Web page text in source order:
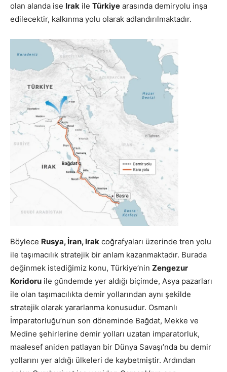
olan alanda ise Irak ile Türkiye arasında demiryolu inşa
edilecektir, kalkınma yolu olarak adlandırılmaktadır.
Böylece Rusya, İran, Irak coğrafyaları üzerinde tren yolu
ile taşımacılık stratejik bir anlam kazanmaktadır. Burada
değinmek istediğimiz konu, Türkiye’nin Zengezur
Koridoru ile gündemde yer aldığı biçimde, Asya pazarları
ile olan taşımacılıkta demir yollarından aynı şekilde
stratejik olarak yararlanma konusudur. Osmanlı
İmparatorluğu’nun son döneminde Bağdat, Mekke ve
Medine şehirlerine demir yolları uzatan imparatorluk,
maalesef aniden patlayan bir Dünya Savaşı’nda bu demir
yollarını yer aldığı ülkeleri de kaybetmiştir. Ardından